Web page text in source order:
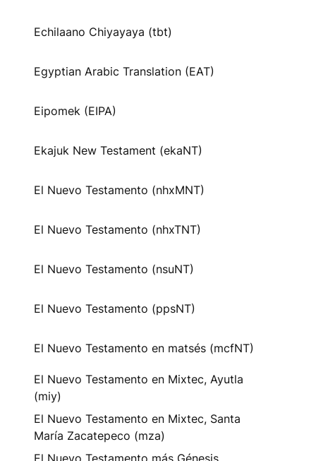
Echilaano Chiyayaya (tbt)
Egyptian Arabic Translation (EAT)
Eipomek (EIPA)
Ekajuk New Testament (ekaNT)
El Nuevo Testamento (nhxMNT)
El Nuevo Testamento (nhxTNT)
El Nuevo Testamento (nsuNT)
El Nuevo Testamento (ppsNT)
El Nuevo Testamento en matsés (mcfNT)
El Nuevo Testamento en Mixtec, Ayutla
(miy)
El Nuevo Testamento en Mixtec, Santa
María Zacatepeco (mza)
El Nuevo Testamento más Génesis